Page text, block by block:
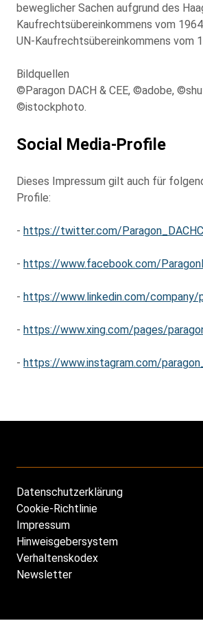
beweglicher Sachen aufgrund des
Kaufrechtsübereinkommens vom
UN-Kaufrechtsübereinkommens vom
Bildquellen
©Paragon DACH & CEE, ©adobe,
©istockphoto.
Social Media-Profile
Dieses Impressum gilt auch für
Profile:
- https://twitter.com/
- https://www.facebook.com/
- https://www.linkedin.com/company/
- https://www.xing.com/pages/
- https://www.instagram.com/
Footer
DE
Datenschutzerklärung
Cookie-Richtlinie
Impressum
Hinweisgebersystem
Verhaltenskodex
Newsletter